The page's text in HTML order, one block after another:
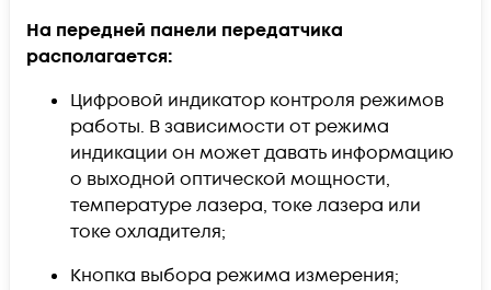
На передней панели передатчика
располагается:
Цифровой индикатор контроля режимов
работы. В зависимости от режима
индикации он может давать информацию
о выходной оптической мощности,
температуре лазера, токе лазера или
токе охладителя;
Кнопка выбора режима измерения;